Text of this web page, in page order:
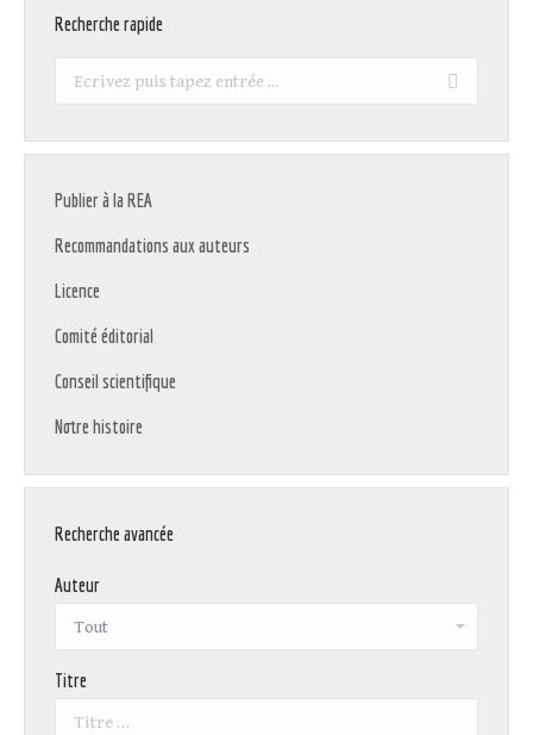
Recherche rapide
Recherche
Publier à la REA
Recommandations aux auteurs
Licence
Comité éditorial
Conseil scientifique
Notre histoire
Recherche avancée
Auteur
Titre